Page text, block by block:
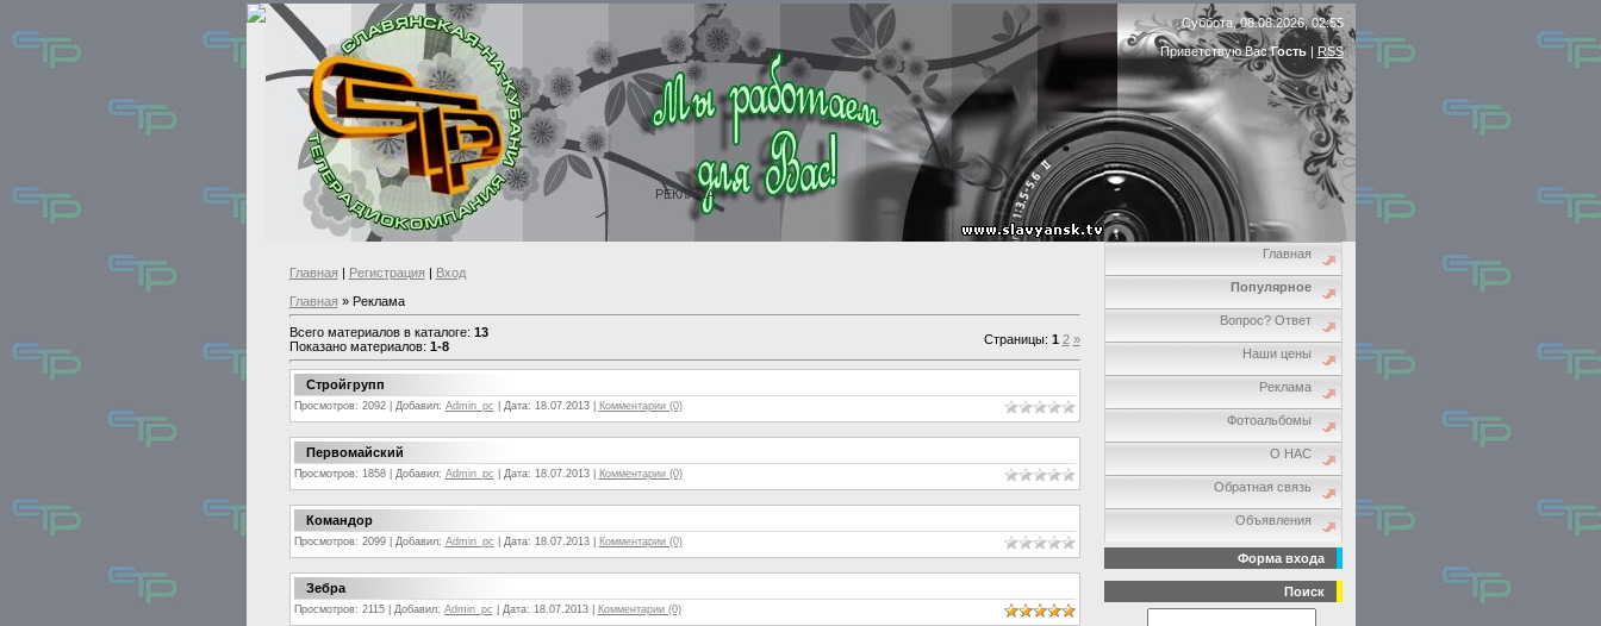
РЕКЛАМА
Суббота, 08.08.2026, 02:55
Приветствую ВасГость| RSS
Главная | Регистрация | Вход
Главная » Реклама
Всего материалов в каталоге: 13
Показано материалов: 1-8 Страницы: 1 2 »
Стройгрупп
Просмотров: 2092 | Добавил: Admin_pc | Дата: 18.07.2013| Комментарии (0)
Первомайский
Просмотров: 1858 | Добавил: Admin_pc | Дата: 18.07.2013| Комментарии (0)
Командор
Просмотров: 2099 | Добавил: Admin_pc | Дата: 18.07.2013| Комментарии (0)
Зебра
Просмотров: 2115 | Добавил: Admin_pc | Дата: 18.07.2013| Комментарии (0)
Главная
Популярное
Вопрос? Ответ
Наши цены
Реклама
Фотоальбомы
О НАС
Обратная связь
Объявления
Форма входа
Поиск